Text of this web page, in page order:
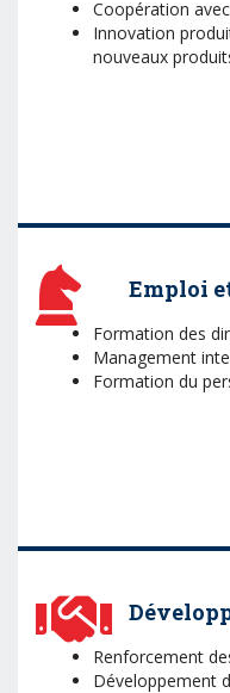
Coopération
Innovation
nouveaux
Emploi
Formation des
Management
Formation du
Renforcement
Développement